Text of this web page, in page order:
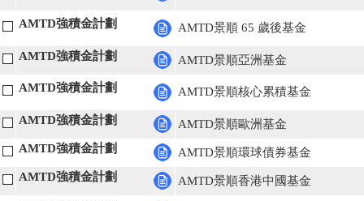
AMTD強積金計劃 AMTD景順 65 歲後基金
AMTD強積金計劃 AMTD景順亞洲基金
AMTD強積金計劃 AMTD景順核心累積基金
AMTD強積金計劃
AMTD景順歐洲基金
AMTD強積金計劃
AMTD景順環球債券基金
AMTD強積金計劃
AMTD景順香港中國基金